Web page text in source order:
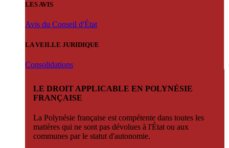
LES AVIS
Avis du Conseil d'État
LA VEILLE JURIDIQUE
Consolidations
LE DROIT APPLICABLE EN POLYNÉSIE
FRANÇAISE
La Polynésie française est compétente dans toutes les
matières qui ne sont pas dévolues à l'État ou aux
communes par le statut d'autonomie.